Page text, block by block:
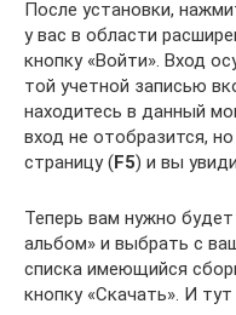
После установки,
у вас в области
кнопку «Войти». Вход
той учетной записью
находитесь в данный
вход не отобразится,
страницу (F5) и вы
Теперь вам нужно
альбом» и выбрать с
списка имеющийся
кнопку «Скачать». И